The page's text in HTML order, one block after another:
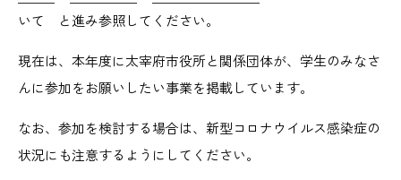
いて と進み参照してください。
現在は、本年度に太宰府市役所と関係団体が、学生のみなさ
んに参加をお願いしたい事業を掲載しています。
なお、参加を検討する場合は、新型コロナウイルス感染症の
状況にも注意するようにしてください。